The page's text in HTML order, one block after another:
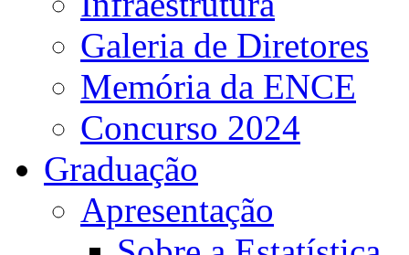
Galeria de Diretores
Memória da ENCE
Concurso 2024
Graduação
Apresentação